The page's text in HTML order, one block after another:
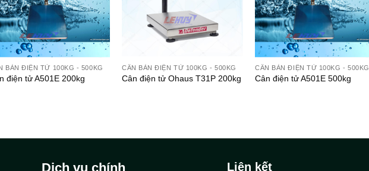
BÀN ĐIỆN TỬ 100KG - 500KG
điện tử A501E 200kg
CÂN BÀN ĐIỆN TỬ 100KG - 500KG
Cân điện tử Ohaus T31P 200kg
CÂN BÀN ĐIỆN TỬ 100KG - 500KG
Cân điện tử A501E 500kg
Dịch vụ chính Liên kết